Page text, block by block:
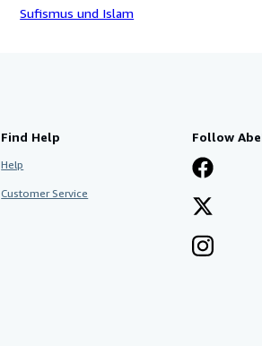
Sufismus und Islam
Find Help
Help
Customer Service
Follow